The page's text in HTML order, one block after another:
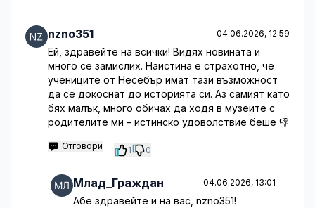
nzno351 04.06.2026, 12:59
Ей, здравейте на всички! Видях новината и
много се замислих. Наистина е страхотно, че
учениците от Несебър имат тази възможност
да се докоснат до историята си. Аз самият като
бях малък, много обичах да ходя в музеите с
родителите ми – истинско удоволствие беше 👎
Отговори 1 0
Млад_Граждан 04.06.2026, 13:01
Абе здравейте и на вас, nzno351!